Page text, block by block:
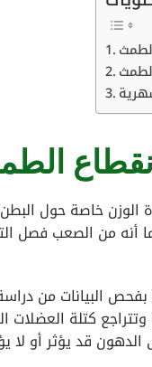
الوزن خاصة حول
أنه من الصعب فصل
بفحص البيانات من
كتلة
قد يؤثر أو لا